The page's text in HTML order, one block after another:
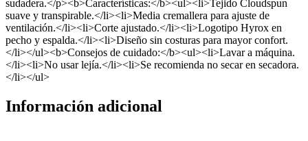
sudadera.</p><b>Características:</b><ul><li>Tejido Cloudspun
suave y transpirable.</li><li>Media cremallera para ajuste de
ventilación.</li><li>Corte ajustado.</li><li>Logotipo Hyrox en
pecho y espalda.</li><li>Diseño sin costuras para mayor confort.
</li></ul><b>Consejos de cuidado:</b><ul><li>Lavar a máquina.
</li><li>No usar lejía.</li><li>Se recomienda no secar en secadora.
</li></ul>
Información adicional